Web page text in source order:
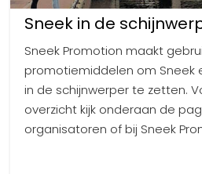
Sneek in de
Sneek Promotion maakt
promotiemiddelen om Sneek
in de schijnwerper te zetten.
overzicht kijk onderaan de
organisatoren of bij Sneek